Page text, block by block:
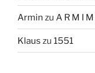
Armin zu A R M I M
Klaus zu 1551